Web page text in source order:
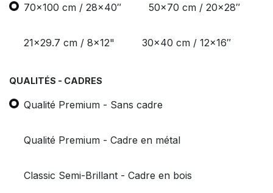
70x100 cm / 28x40″ 50x70 cm / 20x28″
21x29.7 cm / 8x12" 30x40 cm / 12x16″
QUALITÉS - CADRES
Qualité Premium - Sans cadre
Qualité Premium - Cadre en métal
Classic Semi-Brillant - Cadre en bois